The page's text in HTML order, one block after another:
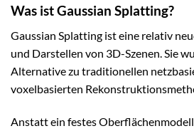
Was ist Gaussian Splatting?
Gaussian Splatting ist eine relativ
und Darstellen von 3D-Szenen. Sie
Alternative zu traditionellen
voxelbasierten
Anstatt ein festes